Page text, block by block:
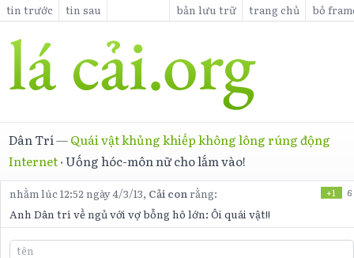
tin trước tin sau bản lưu trữ trang chủ bỏ
Dân Trí—Quái vật khủng khiếp không lông rúng động
Internet·Uống hóc-môn nữ cho lắm vào!
nhằm lúc 12:52 ngày 4/3/13, Cải conrằng: +1 6
Anh Dân trí về ngủ với vợ bỗng hô lớn: Ôi quái vật!!